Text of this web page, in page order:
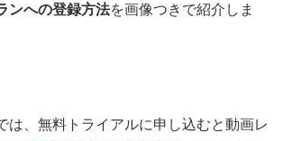
ンへの登録方法を画像つきで紹介しま
は、無料トライアルに申し込むと動画レ